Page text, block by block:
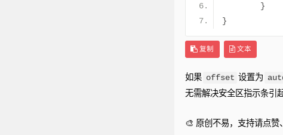
}
}
复制 文本
如果 offset 设置为
无需解决安全区指示条引
🎨 原创不易，支持请点